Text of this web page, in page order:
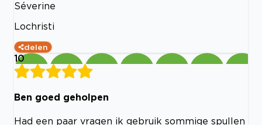
Séverine
Lochristi
delen
10
Ben goed geholpen
Had een paar vragen ik gebruik sommige spullen